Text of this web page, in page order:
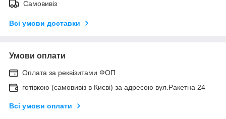
Самовивіз
Всі умови доставки
Умови оплати
Оплата за реквізитами ФОП
готівкою (самовивіз в Києві) за адресою вул.Ракетна 24
Всі умови оплати